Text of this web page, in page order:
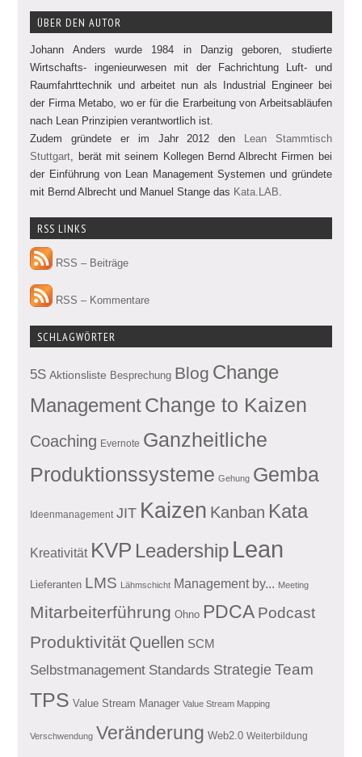
ÜBER DEN AUTOR
Johann Anders wurde 1984 in Danzig geboren, studierte
Wirtschafts- ingenieurwesen mit der Fachrichtung Luft- und
Raumfahrttechnik und arbeitet nun als Industrial Engineer bei
der Firma Metabo, wo er für die Erarbeitung von Arbeitsabläufen
nach Lean Prinzipien verantwortlich ist.
Zudem gründete er im Jahr 2012 den Lean Stammtisch
Stuttgart , berät mit seinem Kollegen Bernd Albrecht Firmen bei
der Einführung von Lean Management Systemen und gründete
mit Bernd Albrecht und Manuel Stange das Kata.LAB
RSS LINKS
RSS – Beiträge
RSS – Kommentare
SCHLAGWÖRTER
5S Aktionsliste Besprechung Blog Change
ManagementChange to Kaizen
Coaching Evernote Ganzheitliche
Produktionssysteme Gehung Gemba
Ideenmanagement JIT Kaizen Kanban Kata
Kreativität KVP Leadership Lean
Lieferanten LMS Lähmschicht Management by... Meeting
Mitarbeiterführung Ohno PDCA Podcast
Produktivität Quellen SCM
Selbstmanagement Standards Strategie Team
TPS Value Stream Manager Value Stream Mapping
Verschwendung Veränderung Web2.0 Weiterbildung